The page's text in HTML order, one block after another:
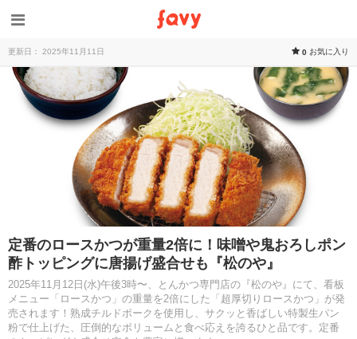
更新日： 2025年11月11日 0 お気に入り
定番のロースかつが重量2倍に！味噌や鬼おろしポン
酢トッピングに唐揚げ盛合せも『松のや』
2025年11月12日(水)午後3時〜、とんかつ専門店の『松のや』にて、看板
メニュー「ロースかつ」の重量を2倍にした「超厚切りロースかつ」が発
売されます！熟成チルドポークを使用し、サクッと香ばしい特製生パン
粉で仕上げた、圧倒的なボリュームと食べ応えを誇るひと品です。定番